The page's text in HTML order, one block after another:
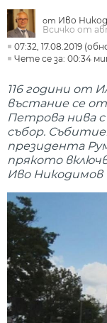
от Иво
Всичко от
07:32, 17.08.2019
Чете се за: 00:34
116 години от
въстание се
Петрова нива
събор.
президента
прякото
Иво Никодимов